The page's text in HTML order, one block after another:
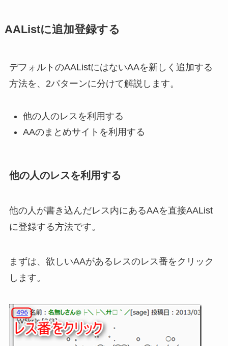
AAListに追加登録する
デフォルトのAAListにはないAAを新しく追加する
方法を、2パターンに分けて解説します。
他の人のレスを利用する
AAのまとめサイトを利用する
他の人のレスを利用する
他の人が書き込んだレス内にあるAAを直接AAList
に登録する方法です。
まずは、欲しいAAがあるレスのレス番をクリック
します。